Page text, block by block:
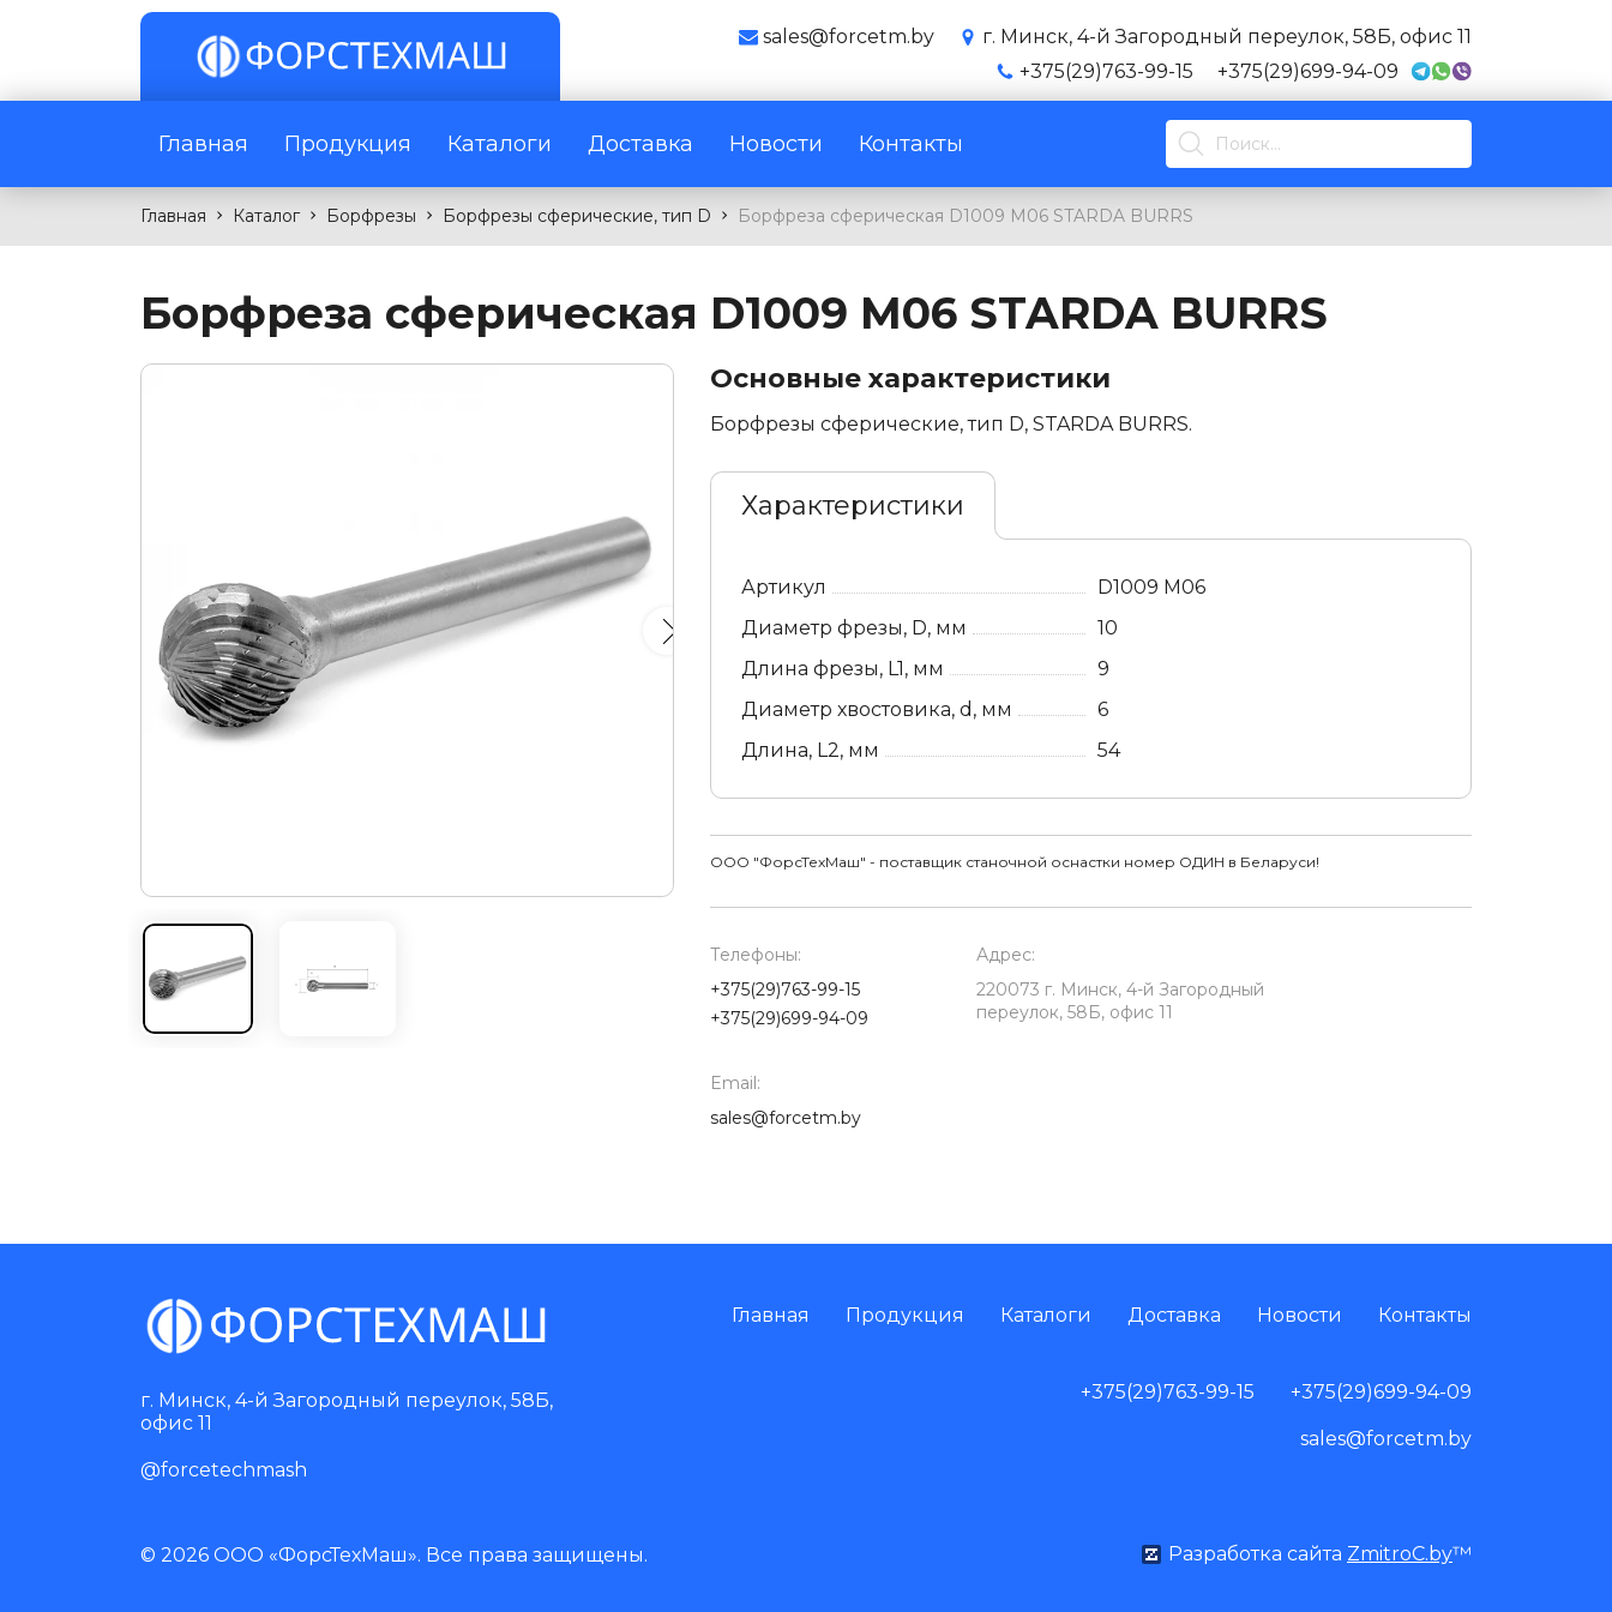
sales@forcetm.by
г. Минск, 4-й Загородный переулок, 58Б, офис 11
+375(29)763-99-15
+375(29)699-94-09
Главная Продукция Каталоги Доставка Новости Контакты
Главная Каталог Борфрезы Борфрезы сферические, тип D Борфреза сферическая D1009 M06 STARDA BURRS
Борфреза сферическая D1009 M06 STARDA BURRS
Основные характеристики
Борфрезы сферические, тип D, STARDA BURRS.
Характеристики
Артикул
D1009 M06
Диаметр фрезы, D, мм
10
Длина фрезы, L1, мм
9
Диаметр хвостовика, d, мм
6
Длина, L2, мм
54
ООО "ФорсТехМаш" - поставщик станочной оснастки номер ОДИН в Беларуси!
Телефоны:
+375(29)763-99-15
+375(29)699-94-09
Адрес:
220073 г. Минск, 4-й Загородный
переулок, 58Б, офис 11
Email:
sales@forcetm.by
г. Минск, 4-й Загородный переулок, 58Б,
офис 11
@forcetechmash
Главная Продукция Каталоги Доставка Новости Контакты
+375(29)763-99-15 +375(29)699-94-09
sales@forcetm.by
© 2026 ООО «ФорсТехМаш». Все права защищены. Разработка сайта ZmitroC.by™